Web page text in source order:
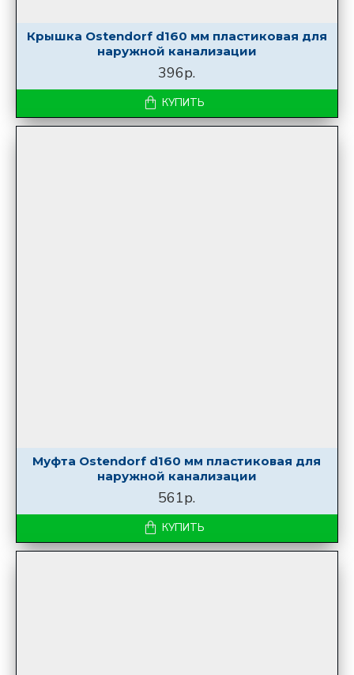
Крышка Ostendorf d160 мм пластиковая для
наружной канализации
396р.
КУПИТЬ
Муфта Ostendorf d160 мм пластиковая для
наружной канализации
561р.
КУПИТЬ